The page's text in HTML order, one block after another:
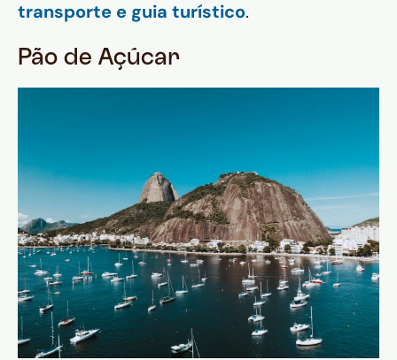
transporte e guia turístico.
Pão de Açúcar